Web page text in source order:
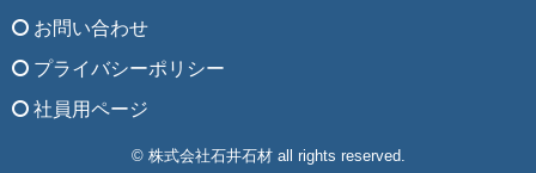
お問い合わせ
プライバシーポリシー
社員用ページ
© 株式会社石井石材 all rights reserved.